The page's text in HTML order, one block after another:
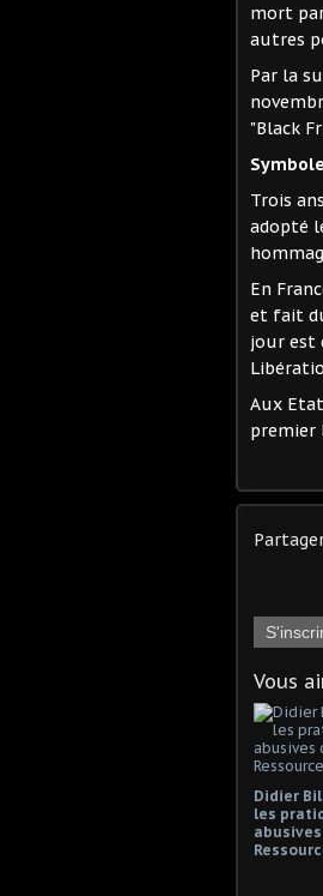
mort
autres
Par la
"Black
Trois
adopté
En
et fait
jour est
Aux
premier
Vous
Didier
les